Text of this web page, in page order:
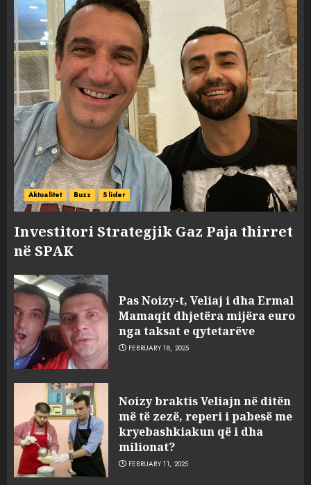
Aktualitet Buzz Slider
Investitori Strategjik Gaz Paja thirret
në SPAK
Pas Noizy-t, Veliaj i dha Ermal
Mamaqit dhjetëra mijëra euro
nga taksat e qytetarëve
FEBRUARY 18, 2025
Noizy braktis Veliajn në ditën
më të zezë, reperi i pabesë me
kryebashkiakun që i dha
milionat?
FEBRUARY 11, 2025
3
sulmuan “One Albania”,
ngjarja u fsheh. A u vodhën
serverat?
MARCH 25, 2025